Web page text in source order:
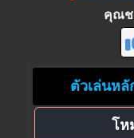
คุณช
ตัวเล่นหลั
โห